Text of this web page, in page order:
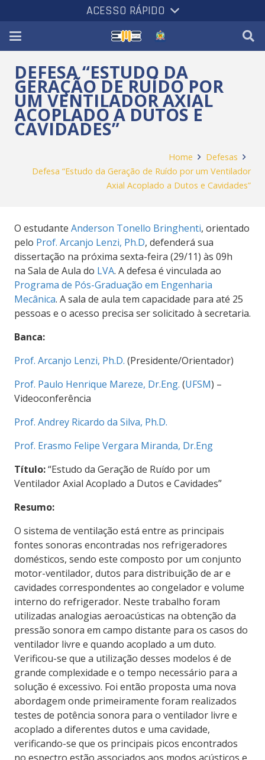
ACESSO RÁPIDO
DEFESA “ESTUDO DA
GERAÇÃO DE RUÍDO POR
UM VENTILADOR AXIAL
ACOPLADO A DUTOS E
CAVIDADES”
Home
Defesas
Defesa “Estudo da Geração de Ruído por um Ventilador
Axial Acoplado a Dutos e Cavidades”
O estudante Anderson Tonello Bringhenti, orientado
pelo Prof. Arcanjo Lenzi, Ph.D, defenderá sua
dissertação na próxima sexta-feira (29/11) às 09h
na Sala de Aula do LVA. A defesa é vinculada ao
Programa de Pós-Graduação em Engenharia
Mecânica. A sala de aula tem capacidade para até 25
pessoas e o acesso precisa ser solicitado à secretaria.
Banca:
Prof. Arcanjo Lenzi, Ph.D. (Presidente/Orientador)
Prof. Paulo Henrique Mareze, Dr.Eng. (UFSM) –
Videoconferência
Prof. Andrey Ricardo da Silva, Ph.D.
Prof. Erasmo Felipe Vergara Miranda, Dr.Eng
Título:“Estudo da Geração de Ruído por um
Ventilador Axial Acoplado a Dutos e Cavidades”
Resumo:
O sistema de ventilação está entre as principais
fontes sonoras encontradas nos refrigeradores
domésticos, sendo este composto por um conjunto
motor-ventilador, dutos para distribuição de ar e
cavidades correspondentes ao congelador e volume
interno do refrigerador. Neste trabalho foram
utilizadas analogias aeroacústicas na obtenção da
pressão sonora em campo distante para os casos do
ventilador livre e quando acoplado a um duto.
Verificou-se que a utilização desses modelos é de
grande complexidade e o tempo necessário para a
solução é excessivo. Foi então proposta uma nova
abordagem onde primeiramente foram realizados
testes de potência sonora para o ventilador livre e
acoplado a diferentes dutos e uma cavidade,
verificando-se que os principais picos encontrados